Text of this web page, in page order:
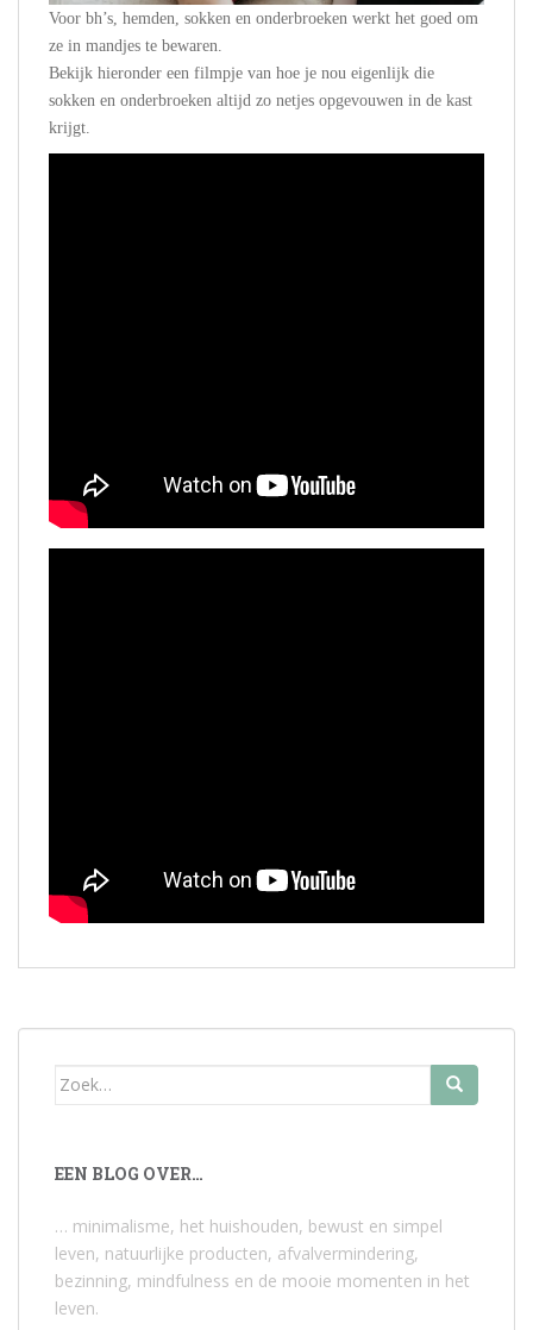
Voor bh’s, hemden, sokken en onderbroeken werkt het goed om
ze in mandjes te bewaren.
Bekijk hieronder een filmpje van hoe je nou eigenlijk die
sokken en onderbroeken altijd zo netjes opgevouwen in de kast
krijgt.
Zoek
EEN BLOG OVER…
… minimalisme, het huishouden, bewust en simpel
leven, natuurlijke producten, afvalvermindering,
bezinning, mindfulness en de mooie momenten in het
leven.